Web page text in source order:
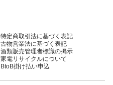
特定商取引法に基づく表記
古物営業法に基づく表記
酒類販売管理者標識の掲示
家電リサイクルについて
BtoB掛け払い申込